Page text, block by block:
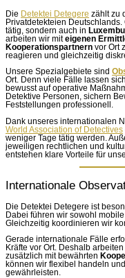
Die Detektei Detegere zählt zu
Privatdetekteien
tätig, sondern auch in
arbeiten wir miteigenen
Kooperationspartnern vor Ort
reagieren und gleichzeitig
Unsere Spezialgebiete sind
Ort. Denn viele Fälle lassen
bewusst auf operative
Detektive Personen, sichern
Feststellungen professionell.
Dank unseres internationalen
World Association of Detectives
weniger Tage tätig werden.
jeweiligen rechtlichen und
entstehen klare Vorteile für
Internationale
Die Detektei Detegere ist
Dabei führen wir sowohl
Gleichzeitig koordinieren wir
Gerade internationale Fälle
Kräfte vor Ort. Deshalb
zusätzlich mit bewährten
können wir flexibel handeln
gewährleisten.